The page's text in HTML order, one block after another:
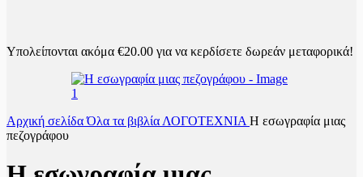
Υπολείπονται ακόμα €20.00 για να κερδίσετε δωρεάν μεταφορικά!
Αρχική σελίδαΌλα τα βιβλία ΛΟΓΟΤΕΧΝΙΑ Η εσωγραφία μιας
πεζογράφου